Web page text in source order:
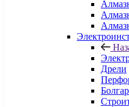
Дрели